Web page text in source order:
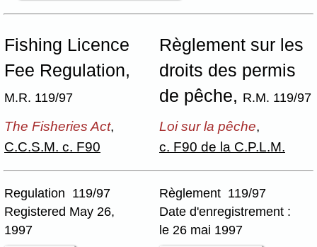
Fishing Licence
Fee Regulation,
M.R. 119/97
Règlement sur les
droits des permis
de pêche, R.M. 119/97
The Fisheries Act,
C.C.S.M. c. F90
Loi sur la pêche,
c. F90 de la C.P.L.M.
Regulation 119/97
Registered May 26,
1997
Règlement 119/97
Date d'enregistrement :
le 26 mai 1997